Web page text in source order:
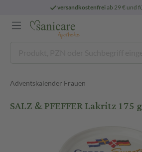
versandkostenfreiab 29 € und
Adventskalender Frauen
SALZ & PFEFFER Lakritz 175